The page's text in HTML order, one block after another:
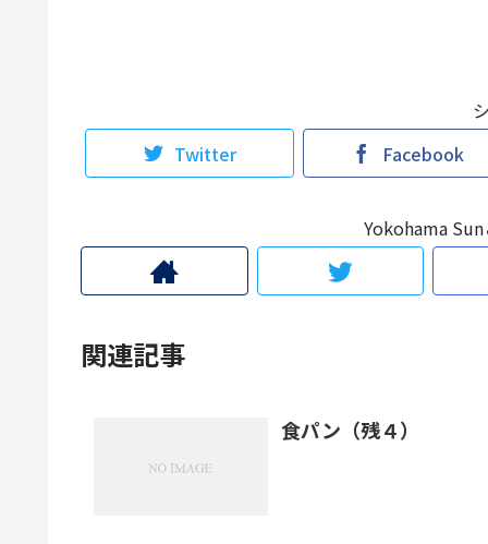
Twitter
Facebook
Yokohama
関連記事
食パン（残４）